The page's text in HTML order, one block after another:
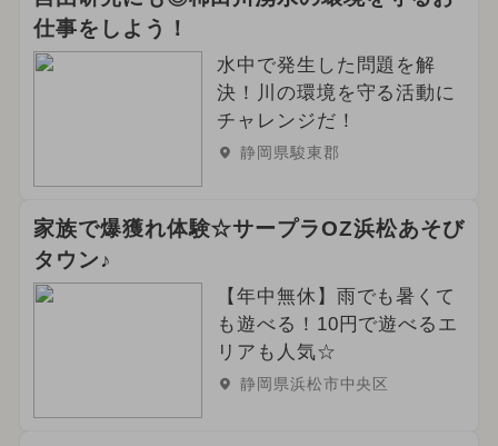
仕事をしよう！
水中で発生した問題を解
決！川の環境を守る活動に
チャレンジだ！
静岡県駿東郡
家族で爆獲れ体験☆サープラOZ浜松あそび
タウン♪
【年中無休】雨でも暑くて
も遊べる！10円で遊べるエ
リアも人気☆
静岡県浜松市中央区